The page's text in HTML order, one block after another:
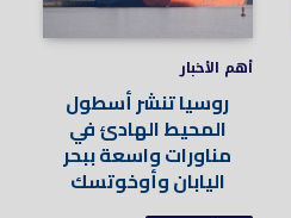
أهم الأخبار
روسيا تنشر أسطول
المحيط الهادئ في
مناورات واسعة ببحر
اليابان وأوخوتسك